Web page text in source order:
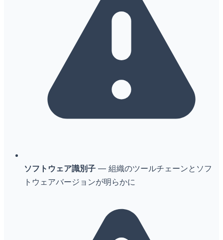
ソフトウェア識別子 — 組織のツールチェーンとソフ
トウェアバージョンが明らかに